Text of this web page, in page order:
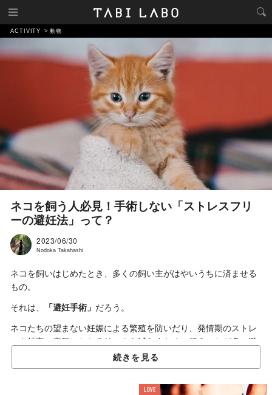
ACTIVITY 動物
ネコを飼う人必見！手術しない「ストレスフリ
ーの避妊法」って？
2023/06/30
Nodoka Takahashi
ネコを飼いはじめたとき、多くの飼い主がはやいうちに済ませる
もの。
それは、 「避妊手術」 だろう。
ネコたちの望まない妊娠による繁殖を防いだり、発情期のストレ
スや特定の病気にかかるリスクを減らすために行うことが多い避
大がかりな手術をさせることに心を痛めた経験のある飼い主の方
続きを見る
LOVE